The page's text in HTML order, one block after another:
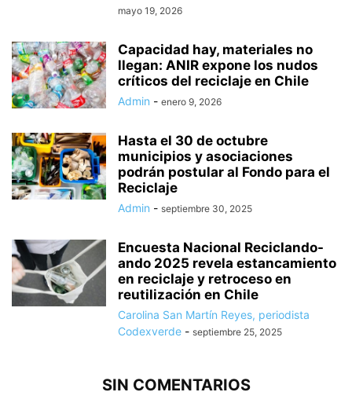
mayo 19, 2026
Capacidad hay, materiales no
llegan: ANIR expone los nudos
críticos del reciclaje en Chile
Admin - enero 9, 2026
Hasta el 30 de octubre
municipios y asociaciones
podrán postular al Fondo para el
Reciclaje
Admin - septiembre 30, 2025
Encuesta Nacional Reciclando-
ando 2025 revela estancamiento
en reciclaje y retroceso en
reutilización en Chile
Carolina San Martín Reyes, periodista
Codexverde - septiembre 25, 2025
SIN COMENTARIOS